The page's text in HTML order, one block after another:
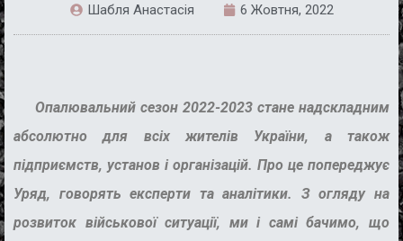
Шабля Анастасія 6 Жовтня, 2022
Опалювальний сезон 2022-2023 стане надскладним
абсолютно для всіх жителів України, а також
підприємств, установ і організацій. Про це попереджує
Уряд, говорять експерти та аналітики. З огляду на
розвиток військової ситуації, ми і самі бачимо, що